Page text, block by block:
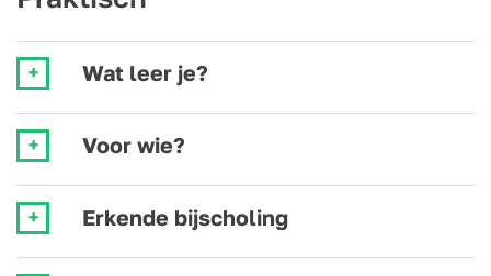
Wat leer je?
Voor wie?
Erkende bijscholing